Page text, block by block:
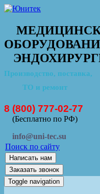
Производство, поставка,
ТО и ремонт
8 (800) 777-02-77
(Бесплатно по РФ)
info@uni-tec.su
Поиск по сайту
Написать нам
Заказать звонок
Toggle navigation